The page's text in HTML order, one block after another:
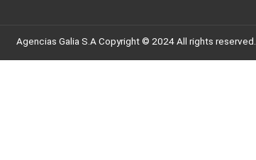
Agencias Galia S.A Copyright © 2024 All rights reserved.